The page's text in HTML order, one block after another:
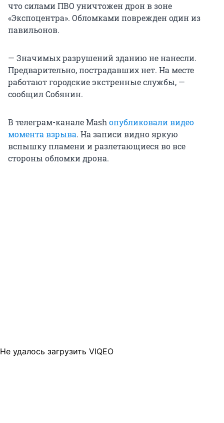
что силами ПВО уничтожен дрон в зоне
«Экспоцентра». Обломками поврежден один из
павильонов.
— Значимых разрушений зданию не нанесли.
Предварительно, пострадавших нет. На месте
работают городские экстренные службы, —
сообщил Собянин.
В телеграм-канале Mashопубликовали видео
момента взрыва. На записи видно яркую
вспышку пламени и разлетающиеся во все
стороны обломки дрона.
Не удалось загрузить VIQEO